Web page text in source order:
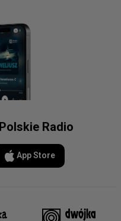
Radio
App Store